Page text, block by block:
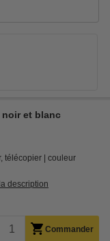
noir et blanc
télécopier
couleur
description
Commander